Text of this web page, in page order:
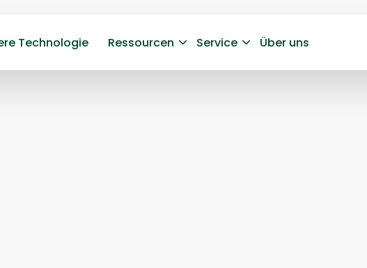
Technologie Ressourcen Service Über uns